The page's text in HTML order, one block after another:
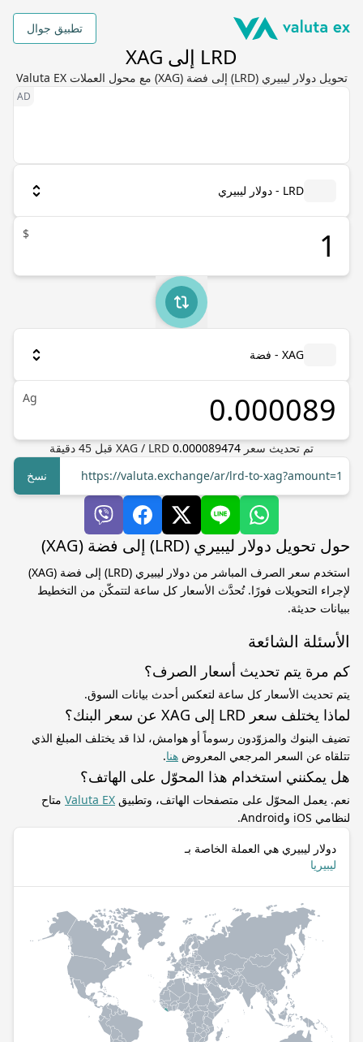
تطبيق جوال
LRD إلى XAG
تحويل دولار ليبيري (LRD) إلى فضة (XAG) مع محول العملات Valuta EX
LRD - دولار ليبيري
$
XAG - فضة
Ag
تم تحديث سعر XAG / LRD 0.000089474 قبل 45 دقيقة
https://valuta.exchange/ar/lrd-to-xag?amount=1
نسخ
حول تحويل دولار ليبيري (LRD) إلى فضة (XAG)
استخدم سعر الصرف المباشر من دولار ليبيري (LRD) إلى فضة (XAG)
لإجراء التحويلات فورًا. تُحدَّث الأسعار كل ساعة لتتمكّن من التخطيط
ببيانات حديثة.
الأسئلة الشائعة
كم مرة يتم تحديث أسعار الصرف؟
يتم تحديث الأسعار كل ساعة لتعكس أحدث بيانات السوق.
لماذا يختلف سعر LRD إلى XAG عن سعر البنك؟
تضيف البنوك والمزوّدون رسوماً أو هوامش، لذا قد يختلف المبلغ الذي
تتلقاه عن السعر المرجعي المعروض هنا.
هل يمكنني استخدام هذا المحوّل على الهاتف؟
نعم. يعمل المحوّل على متصفحات الهاتف، وتطبيق Valuta EX متاح
لنظامي iOS وAndroid.
دولار ليبيري هي العملة الخاصة بـ
ليبيريا